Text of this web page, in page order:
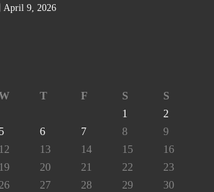
April 9, 2026
T F S
S
1
2
5 6 7 8
9
12 13 14 15
16
19 20 21 22
23
26 27 28 29
30